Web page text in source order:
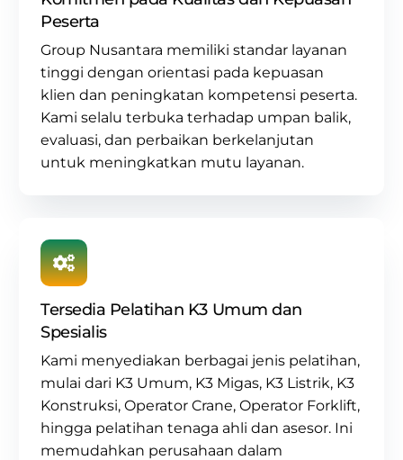
Peserta
Group Nusantara memiliki standar layanan
tinggi dengan orientasi pada kepuasan
klien dan peningkatan kompetensi peserta.
Kami selalu terbuka terhadap umpan balik,
evaluasi, dan perbaikan berkelanjutan
untuk meningkatkan mutu layanan.
Tersedia Pelatihan K3 Umum dan
Spesialis
Kami menyediakan berbagai jenis pelatihan,
mulai dari K3 Umum, K3 Migas, K3 Listrik, K3
Konstruksi,Operator Crane, Operator Forklift,
hingga pelatihan tenaga ahli dan asesor. Ini
memudahkan perusahaan dalam